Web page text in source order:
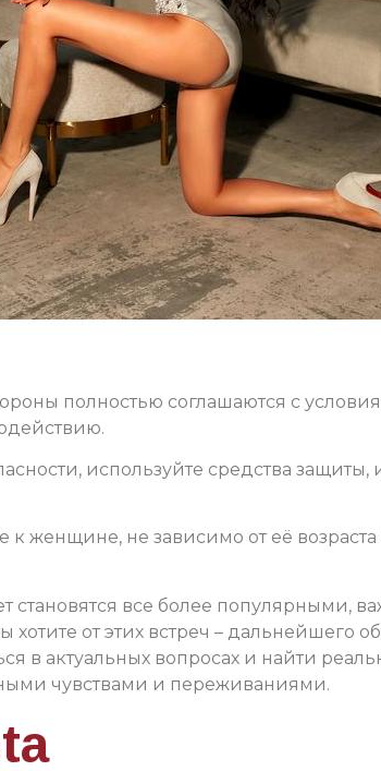
полностью соглашаются с
используйте средства
женщине, не зависимо от её
становятся все более популярными,
хотите от этих встреч –
в актуальных вопросах и найти
чувствами и переживаниями.